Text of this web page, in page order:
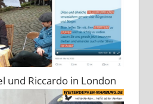
und Riccardo in London